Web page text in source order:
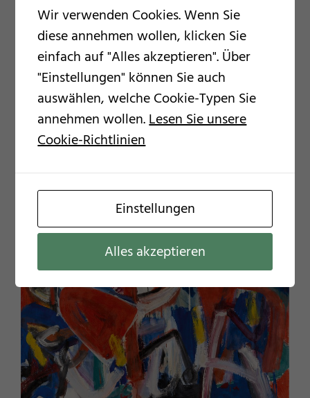
Helmut Sturm –
Gedächtnisausstellung zum 90.
Geburtstag
Galerie im Woferlhof, Bad Kötzting-Wettzell,
05.03.-02.10.2022
Wir verwenden Cookies. Wenn Sie
diese annehmen wollen, klicken Sie
einfach auf "Alles akzeptieren". Über
"Einstellungen" können Sie auch
auswählen, welche Cookie-Typen Sie
annehmen wollen.Lesen Sie unsere
Cookie-Richtlinien
Einstellungen
Alles akzeptieren